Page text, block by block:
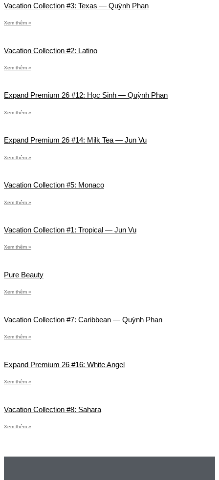
Vacation Collection #3: Texas — Quỳnh Phan
Xem thêm »
Vacation Collection #2: Latino
Xem thêm »
Expand Premium 26 #12: Học Sinh — Quỳnh Phan
Xem thêm »
Expand Premium 26 #14: Milk Tea — Jun Vu
Xem thêm »
Vacation Collection #5: Monaco
Xem thêm »
Vacation Collection #1: Tropical — Jun Vu
Xem thêm »
Pure Beauty
Xem thêm »
Vacation Collection #7: Caribbean — Quỳnh Phan
Xem thêm »
Expand Premium 26 #16: White Angel
Xem thêm »
Vacation Collection #8: Sahara
Xem thêm »